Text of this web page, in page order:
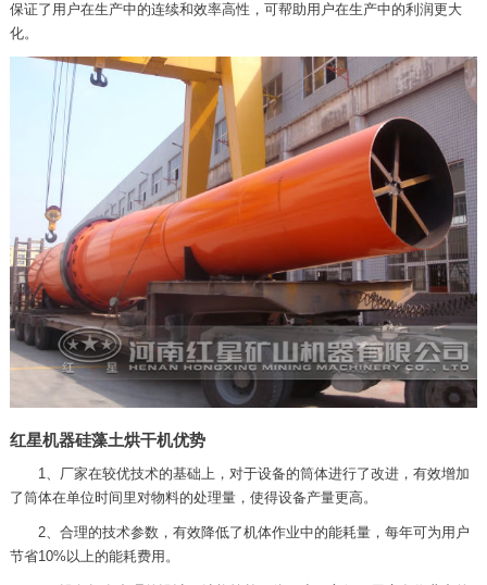
保证了用户在生产中的连续和效率高性，可帮助用户在生产中的利润更大
化。
红星机器硅藻土烘干机优势
1、厂家在较优技术的基础上，对于设备的筒体进行了改进，有效增加
了筒体在单位时间里对物料的处理量，使得设备产量更高。
2、合理的技术参数，有效降低了机体作业中的能耗量，每年可为用户
节省10%以上的能耗费用。